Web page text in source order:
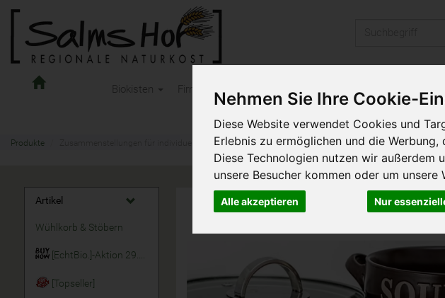
Nehmen Sie Ihre Cookie-
Diese Website verwendet Cookies und
Erlebnis zu ermöglichen und die Werbung,
Diese Technologien nutzen wir außerdem
unsere Besucher kommen oder um
Alle akzeptieren Nur
Salms
Biokisten Firmen-Obst Kindertagesstätten & Schulen
Produkte Zusammenstellungen für individuelle Biokisten
Artikel
Wühlkorb & Stöbern
[Topseller]